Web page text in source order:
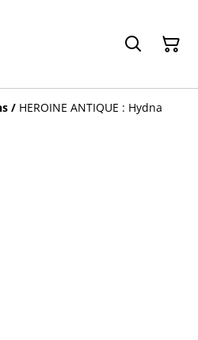
/ HEROINE ANTIQUE : Hydna